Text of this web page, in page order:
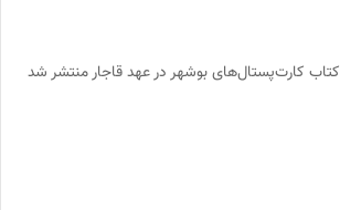
کتاب کارت‌پستال‌های بوشهر در عهد قاجار منتشر شد